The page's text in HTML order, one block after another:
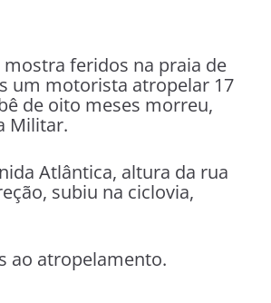
feridos na praia de
um motorista atropelar 17
de oito meses morreu,
Militar.
Atlântica, altura da rua
subiu na ciclovia,
ao atropelamento.